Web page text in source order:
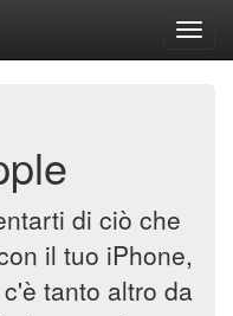
di ciò che
il tuo iPhone,
tanto altro da